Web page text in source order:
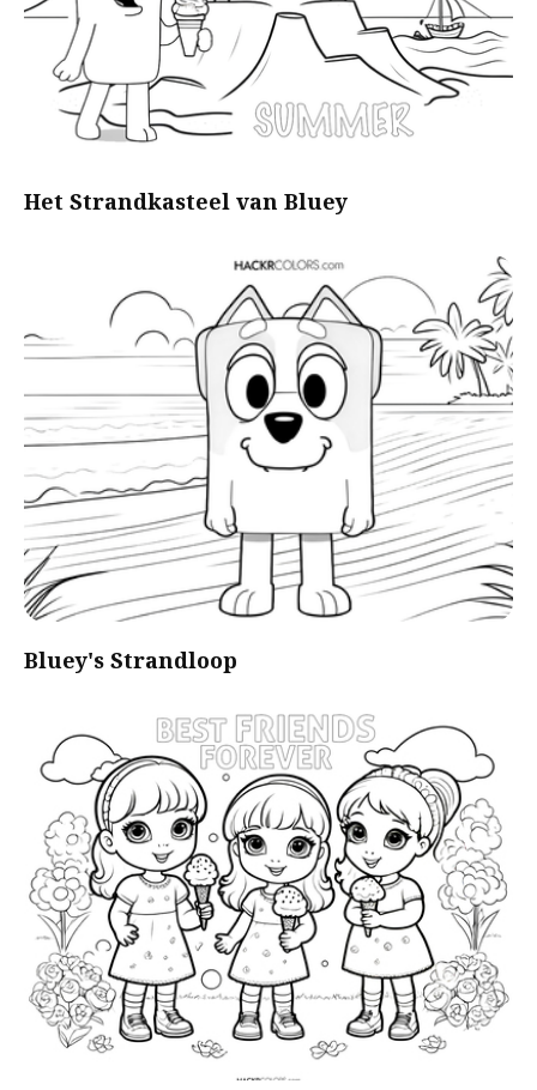
Het Strandkasteel van Bluey
Bluey's Strandloop